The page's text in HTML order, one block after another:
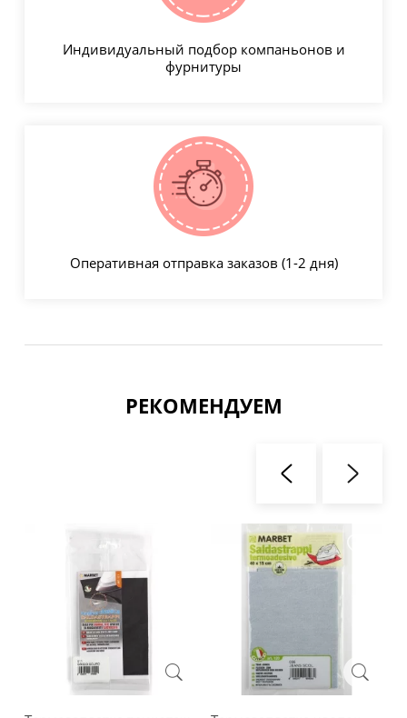
Индивидуальный подбор компаньонов и
фурнитуры
Оперативная отправка заказов (1-2 дня)
РЕКОМЕНДУЕМ